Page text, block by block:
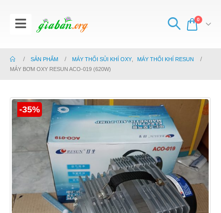
0
SẢN PHẨM MÁY THỔI SỦI KHÍ OXY
MÁY THỔI KHÍ RESUN
MÁY BƠM OXY RESUN ACO-019 (620W)
-35%